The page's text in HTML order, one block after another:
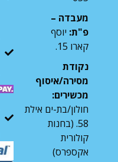
מעבדה –
פ"ת: יוסף
קארו 15.
נקודת
מסירה/איסוף
מכשירים:
חולון/בת-ים אילת
58. (בחנות
קולורית
אקספרס)